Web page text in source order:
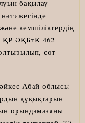
бақылау
кемшіліктердің
ҚР ӘҚБтК 462-
сот
Абай облысы
құқықтарын
орындамағаны